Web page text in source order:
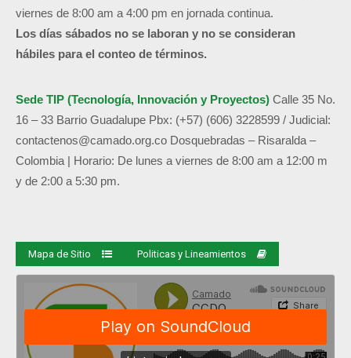
viernes de 8:00 am a 4:00 pm en jornada continua.
Los días sábados no se laboran y no se consideran
hábiles para el conteo de términos.
Sede TIP (Tecnología, Innovación y Proyectos) Calle 35 No.
16 – 33 Barrio Guadalupe Pbx: (+57) (606) 3228599 / Judicial:
contactenos@camado.org.co Dosquebradas – Risaralda –
Colombia | Horario: De lunes a viernes de 8:00 am a 12:00 m
y de 2:00 a 5:30 pm.
Mapa de Sitio Politicas y Lineamientos